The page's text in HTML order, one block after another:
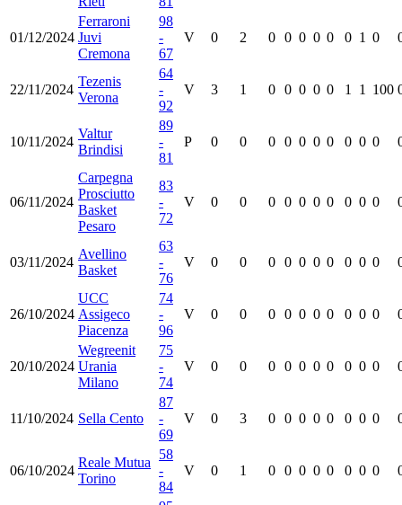
01/12/2024
Ferraroni
Juvi
Cremona
98
-
67
V 0 2 0 0 0 0 0 0 1 0
22/11/2024
Tezenis
Verona
64
-
92
V 3 1 0 0 0 0 0 1 1 100
10/11/2024
Valtur
Brindisi
89
-
81
P 0 0 0 0 0 0 0 0 0 0
06/11/2024
Carpegna
Prosciutto
Basket
Pesaro
83
-
72
V 0 0 0 0 0 0 0 0 0 0
03/11/2024
Avellino
Basket
63
-
76
V 0 0 0 0 0 0 0 0 0 0
26/10/2024
UCC
Assigeco
Piacenza
74
-
96
V 0 0 0 0 0 0 0 0 0 0
20/10/2024
Wegreenit
Urania
Milano
75
-
74
V 0 0 0 0 0 0 0 0 0 0
11/10/2024 Sella Cento
87
-
69
V 0 3 0 0 0 0 0 0 0 0
06/10/2024
Reale Mutua
Torino
58
-
84
V 0 1 0 0 0 0 0 0 0 0